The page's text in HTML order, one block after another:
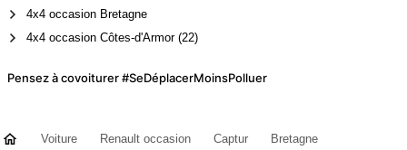
4x4 occasion Bretagne
4x4 occasion Côtes-d'Armor (22)
Pensez à covoiturer #SeDéplacerMoinsPolluer
Voiture Renault occasion Captur
Bretagne